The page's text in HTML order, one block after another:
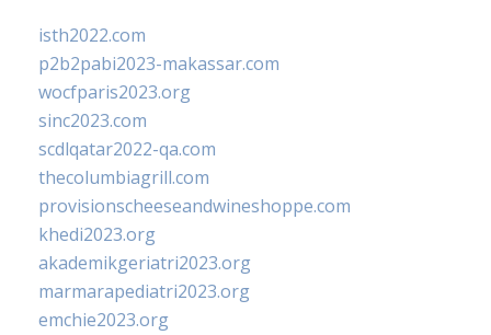
isth2022.com
p2b2pabi2023-makassar.com
wocfparis2023.org
sinc2023.com
scdlqatar2022-qa.com
thecolumbiagrill.com
provisionscheeseandwineshoppe.com
khedi2023.org
akademikgeriatri2023.org
marmarapediatri2023.org
emchie2023.org